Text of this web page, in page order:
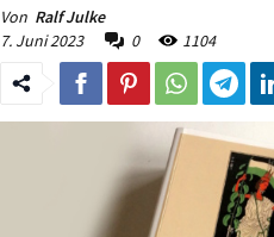
Von Ralf Julke
7. Juni 2023
0 1104